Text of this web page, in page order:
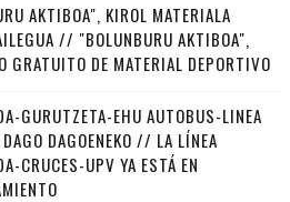
AKTIBOA", KIROL MATERIALA
// "BOLUNBURU AKTIBOA",
GRATUITO DE MATERIAL DEPORTIVO
GURUTZETA-EHU AUTOBUS-LINEA
DAGOENEKO // LA LÍNEA
CRUCES-UPV YA ESTÁ EN